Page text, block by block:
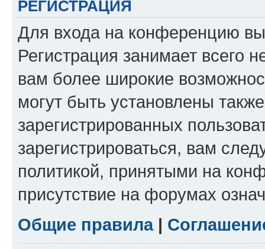
РЕГИСТРАЦИЯ
Для входа на конференцию
Регистрация занимает всего
вам более широкие
могут быть установлены
зарегистрированных
зарегистрироваться, вам
политикой, принятыми на
присутствие на форумах
Общие правила|